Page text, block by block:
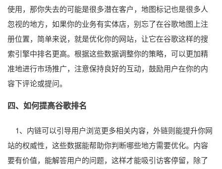
使用，那你失去的可能是很多潜在客户，地图标记也是很多人
忽视的地方，如果你的业务有实体店，别忘了在谷歌地图上注
册位置，简单来说，就是优化你的网站，让它在谷歌这样的搜
索引擎中排名更高。根据这些数据调整你的策略，可以更加精
准地进行市场推广，注意保持良好的互动，鼓励用户在你的内
容下评论或提问。
四、如何提高谷歌排名
1、内链可以引导用户浏览更多相关内容，外链则能提升你网
站的权威性，这些数据能帮助你判断哪些地方需要优化。内容
要有价值，能解答用户的问题，这样才能吸引访客停留，除了